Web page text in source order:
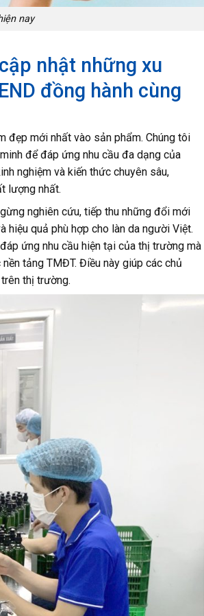
nay
nhật những xu
đồng hành cùng
đẹp mới nhất vào sản phẩm. Chúng tôi
để đáp ứng nhu cầu đa dạng của
nghiệm và kiến thức chuyên sâu,
lượng nhất.
nghiên cứu, tiếp thu những đổi mới
hiệu quả phù hợp cho làn da người Việt.
ứng nhu cầu hiện tại của thị trường mà
tảng TMĐT. Điều này giúp các chủ
thị trường.